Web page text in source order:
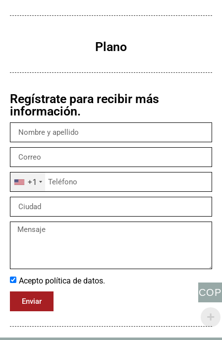
Regístrate para recibir más
información.
+1
Acepto política de datos.
Enviar
Plano
COP